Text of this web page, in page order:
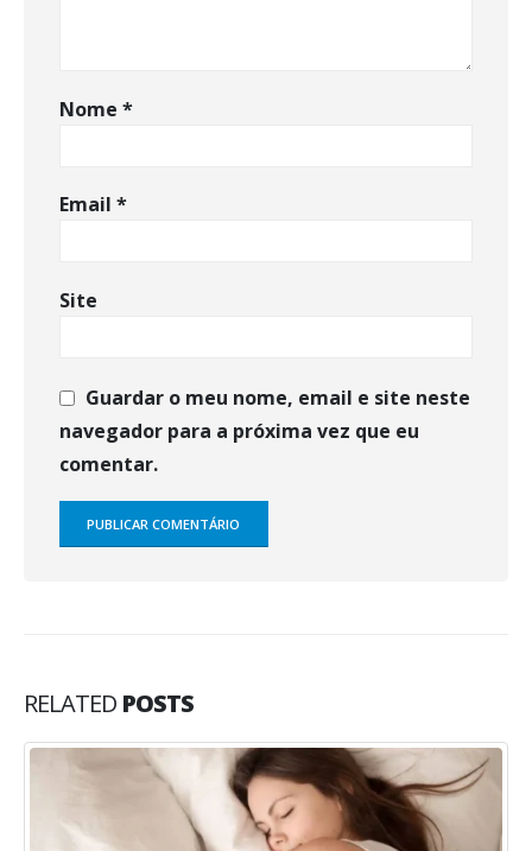
Nome *
Email *
Site
Guardar o meu nome, email e site neste
navegador para a próxima vez que eu
comentar.
RELATED POSTS